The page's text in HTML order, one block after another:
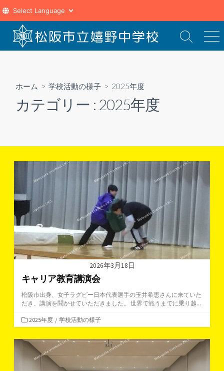
テ
検
索
メ
ニ
ホーム > 学校活動の様子 > 2025年度
カテゴリー : 2025年度
2026年3月18日
キャリア教育講演会
松阪市出身、女子ラグビー日本代表選手の玉井希恵さんに来ていた
だき、講演を聞かせていただきました。 世界で戦うまでに乗り越...
カ
テ
ゴ
リ
ー
2025年度 / 学校活動の様子